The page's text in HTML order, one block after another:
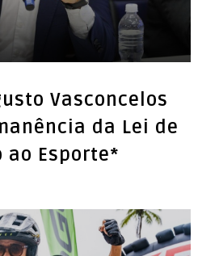
Vasconcelos
da Lei de
ao Esporte*